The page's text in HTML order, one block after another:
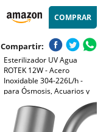
COMPRAR
Compartir:
Esterilizador UV Agua
ROTEK 12W - Acero
Inoxidable 304-226L/h -
para Ósmosis, Acuarios y